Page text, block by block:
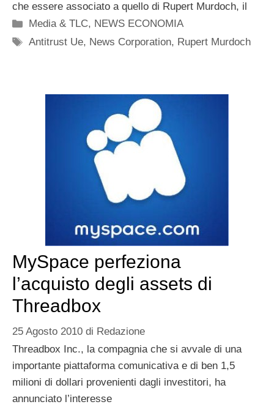
che essere associato a quello di Rupert Murdoch, il
Categorie
Media & TLC, NEWS ECONOMIA
Tag
Antitrust Ue, News Corporation, Rupert Murdoch
MySpace perfeziona
l’acquisto degli assets di
Threadbox
25 Agosto 2010 di Redazione
Threadbox Inc., la compagnia che si avvale di una
importante piattaforma comunicativa e di ben 1,5
milioni di dollari provenienti dagli investitori, ha
annunciato l’interesse